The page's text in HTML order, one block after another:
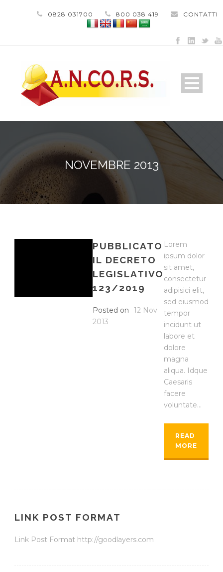
0828 031700 800 038 419 CONTATTI
NOVEMBRE 2013
PUBBLICATO
IL DECRETO
LEGISLATIVO
123/2019
Posted on
12 Nov
2013
Lorem
ipsum dolor
sit amet,
consectetur
adipisici elit,
sed eiusmod
tempor
incidunt ut
labore et
dolore
magna
aliqua. Idque
Caesaris
facere
voluntate...
READ
MORE
LINK POST FORMAT
Link Post Format http://goodlayers.com